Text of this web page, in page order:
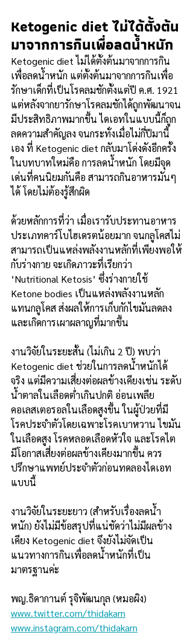
Ketogenic diet ไม่ได้ตั้งต้น
มาจากการกินเพื่อลดน้ำหนัก
Ketogenic diet ไม่ได้ตั้งต้นมาจากการกิน
เพื่อลดน้ำหนัก แต่ตั้งต้นมาจากการกินเพื่อ
รักษาเด็กที่เป็นโรคลมชักตั้งแต่ปี ค.ศ. 1921
แต่หลังจากยารักษาโรคลมชักได้ถูกพัฒนาจน
มีประสิทธิภาพมากขึ้น ไดเอทในแบบนี้ก็ถูก
ลดความสำคัญลง จนกระทั่งเมื่อไม่กี่ปีมานี้
เอง ที่ Ketogenic diet กลับมาโด่งดังอีกครั้ง
ในบทบาทใหม่คือ การลดน้ำหนัก โดยมีจุด
เด่นที่คนนิยมกันคือ สามารถกินอาหารมันๆ
ได้ โดยไม่ต้องรู้สึกผิด
ด้วยหลักการที่ว่า เมื่อเรารับประทานอาหาร
ประเภทคาร์โบไฮเดรตน้อยมาก จนกลูโคสไม่
สามารถเป็นแหล่งพลังงานหลักที่เพียงพอให้
กับร่างกาย จะเกิดภาวะที่เรียกว่า
‘Nutritional Ketosis’ ซึ่งร่างกายใช้
Ketone bodies เป็นแหล่งพลังงานหลัก
แทนกลูโคส ส่งผลให้การเก็บกักไขมันลดลง
และเกิดการเผาผลาญที่มากขึ้น
งานวิจัยในระยะสั้น (ไม่เกิน 2 ปี) พบว่า
Ketogenic diet ช่วยในการลดน้ำหนักได้
จริง แต่มีความเสี่ยงต่อผลข้างเคียงเช่น ระดับ
น้ำตาลในเลือดต่ำเกินปกติ อ่อนเพลีย
คอเลสเตอรอลในเลือดสูงขึ้น ในผู้ป่วยที่มี
โรคประจำตัวโดยเฉพาะโรคเบาหวาน ไขมัน
ในเลือดสูง โรคหลอดเลือดหัวใจ และโรคไต
มีโอกาสเสี่ยงต่อผลข้างเคียงมากขึ้น ควร
ปรึกษาแพทย์ประจำตัวก่อนทดลองไดเอท
แบบนี้
งานวิจัยในระยะยาว (สำหรับเรื่องลดน้ำ
หนัก) ยังไม่มีข้อสรุปที่แน่ชัดว่าไม่มีผลข้าง
เคียง Ketogenic diet จึงยังไม่จัดเป็น
แนวทางการกินเพื่อลดน้ำหนักที่เป็น
มาตรฐานค่ะ
พญ.ธิดากานต์ รุจิพัฒนกุล (หมอผิง)
www.twitter.com/thidakarn
www.instagram.com/thidakarn